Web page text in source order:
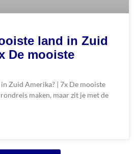
land in Zuid
De mooiste
Zuid Amerika? | 7x De mooiste
maken, maar zit je met de